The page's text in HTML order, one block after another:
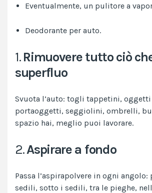
Eventualmente, un pulitore a
Deodorante per auto.
1.Rimuovere tutto ciò
superfluo
Svuota l’auto: togli tappetini, oggetti
portaoggetti, seggiolini, ombrelli,
spazio hai, meglio puoi lavorare.
2.Aspirare a fondo
Passa l’aspirapolvere in ogni angolo:
sedili, sotto i sedili, tra le pieghe,